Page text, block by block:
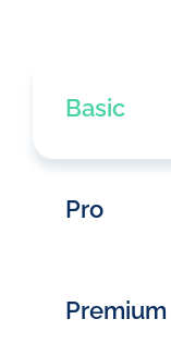
Basic
Pro
Premium